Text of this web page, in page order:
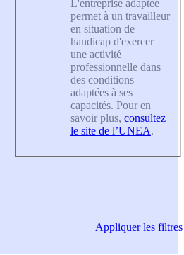
L'entreprise adaptée
permet à un travailleur
en situation de
handicap d'exercer
une activité
professionnelle dans
des conditions
adaptées à ses
capacités. Pour en
savoir plus, consultez
le site de l’UNEA.
Appliquerles filtres